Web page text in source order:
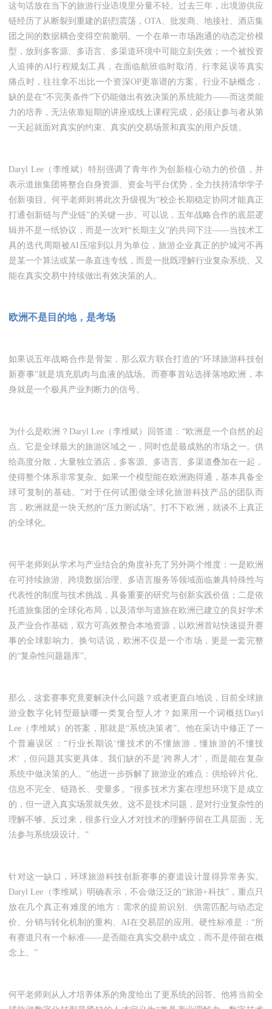
这句话放在当下的旅游行业语境里分量不轻。过去三年，出境游供应
链经历了从断裂到重建的剧烈震荡，OTA、批发商、地接社、酒店集
团之间的数据耦合变得空前脆弱。一个在单一市场跑通的动态定价模
型，放到多客源、多语言、多渠道环境中可能立刻失效；一个被投资
人追捧的AI行程规划工具，在面临航班临时取消、行李延误等真实
痛点时，往往拿不出比一个资深OP更靠谱的方案。行业不缺概念，
缺的是在“不完美条件”下仍能做出有效决策的系统能力——而这类能
力的培养，无法依靠短期的讲座或线上课程完成，必须让参与者从第
一天起就面对真实的约束、真实的交易场景和真实的用户反馈。
Daryl Lee（李维斌）特别强调了青年作为创新核心动力的价值，并
表示道旅集团将整合自身资源、资金与平台优势，全力扶持清华学子
创新项目。何平老师则将此次升级视为“校企长期稳定协同才能真正
打通创新链与产业链”的关键一步。可以说，五年战略合作的底层逻
辑并不是一纸协议，而是一次对“长期主义”的共同下注——当技术工
具的迭代周期被AI压缩到以月为单位，旅游企业真正的护城河不再
是某一个算法或某一条直连专线，而是一批既理解行业复杂系统、又
能在真实交易中持续做出有效决策的人。
欧洲不是目的地，是考场
如果说五年战略合作是骨架，那么双方联合打造的“环球旅游科技创
新赛事”就是填充肌肉与血液的战场。而赛事首站选择落地欧洲，本
身就是一个极具产业判断力的信号。
为什么是欧洲？Daryl Lee（李维斌）回答道：“欧洲是一个自然的起
点。它是全球最大的旅游区域之一，同时也是最成熟的市场之一。供
给高度分散，大量独立酒店，多客源、多语言、多渠道叠加在一起，
使得整个体系非常复杂。如果一个模型能在欧洲跑得通，基本具备全
球可复制的基础。”对于任何试图做全球化旅游科技产品的团队而
言，欧洲就是一块天然的“压力测试场”。打不下欧洲，就谈不上真正
的全球化。
何平老师则从学术与产业结合的角度补充了另外两个维度：一是欧洲
在可持续旅游、跨境数据治理、多语言服务等领域面临兼具特殊性与
代表性的制度与技术挑战，具备重要的研究与创新实践价值；二是依
托道旅集团的全球化布局，以及清华与道旅在欧洲已建立的良好学术
及产业合作基础，双方可高效整合本地资源，以欧洲首站快速提升赛
事的全球影响力。换句话说，欧洲不仅是一个市场，更是一套完整
的“复杂性问题题库”。
那么，这套赛事究竟要解决什么问题？或者更直白地说，目前全球旅
游业数字化转型最缺哪一类复合型人才？如果用一个词概括Daryl
Lee（李维斌）的答案，那就是“系统决策者”。他在采访中修正了一
个普遍误区：“行业长期说‘懂技术的不懂旅游，懂旅游的不懂技
术’，但问题其实更具体。我们缺的不是‘跨界人才’，而是能在复杂
系统中做决策的人。”他进一步拆解了旅游业的难点：供给碎片化、
信息不完全、链路长、变量多。“很多技术方案在理想环境下是成立
的，但一进入真实场景就失效。这不是技术问题，是对行业复杂性的
理解不够。反过来，很多行业人才对技术的理解停留在工具层面，无
法参与系统级设计。”
针对这一缺口，环球旅游科技创新赛事的赛道设计显得异常务实。
Daryl Lee（李维斌）明确表示，不会做泛泛的“旅游+科技”，重点只
放在几个真正有难度的地方：需求的提前识别、供需匹配与动态定
价、分销与转化机制的重构、AI在交易层的应用。硬性标准是：“所
有赛道只有一个标准——是否能在真实交易中成立，而不是停留在概
念上。”
何平老师则从人才培养体系的角度给出了更系统的回答。他将当前全